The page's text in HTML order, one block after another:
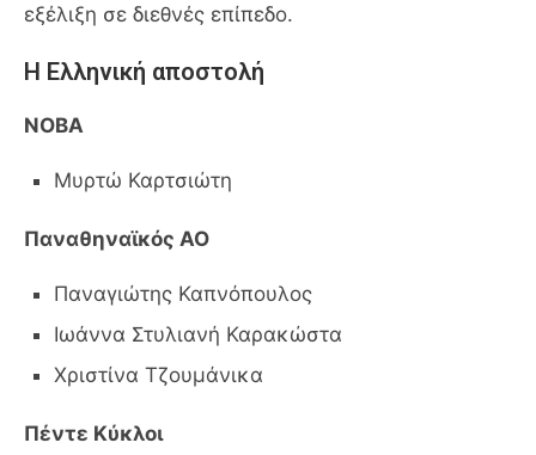
εξέλιξη σε διεθνές επίπεδο.
Η Ελληνική αποστολή
ΝΟΒΑ
Μυρτώ Καρτσιώτη
Παναθηναϊκός ΑΟ
Παναγιώτης Καπνόπουλος
Ιωάννα Στυλιανή Καρακώστα
Χριστίνα Τζουμάνικα
Πέντε Κύκλοι